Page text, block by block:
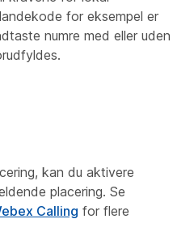
for eksempel er
numre med eller uden
kan du aktivere
placering. Se
Calling for flere